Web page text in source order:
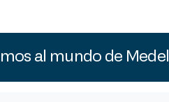
al mundo de